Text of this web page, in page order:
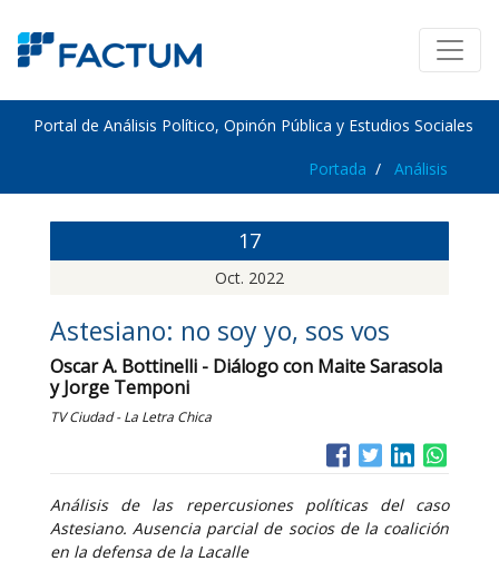
Portal de Análisis Político, Opinón Pública y Estudios Sociales
Portada Análisis
17
Oct. 2022
Astesiano: no soy yo, sos vos
Oscar A. Bottinelli - Diálogo con Maite Sarasola
y Jorge Temponi
TV Ciudad - La Letra Chica
Análisis de las repercusiones políticas del caso
Astesiano. Ausencia parcial de socios de la coalición
en la defensa de la Lacalle